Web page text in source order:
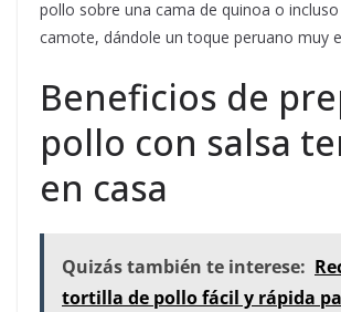
pollo sobre una cama de quinoa o
camote, dándole un toque peruano muy
Beneficios de
pollo con salsa
en casa
Quizás también te interese:
tortilla de pollo fácil y rápida